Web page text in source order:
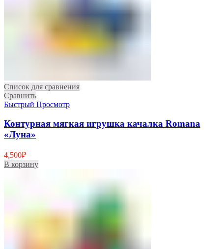
Список для сравнения
Сравнить
Быстрый Просмотр
Контурная мягкая игрушка качалка Romana
«Луна»
4,500₽
В корзину